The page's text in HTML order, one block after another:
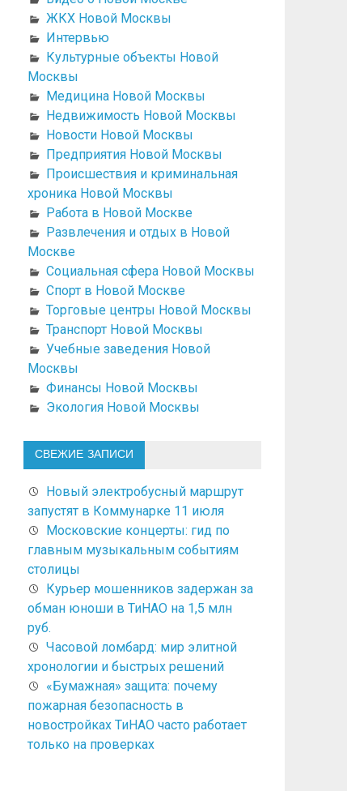
ЖКХ Новой Москвы
Интервью
Культурные объекты Новой
Москвы
Медицина Новой Москвы
Недвижимость Новой Москвы
Новости Новой Москвы
Предприятия Новой Москвы
Происшествия и криминальная
хроника Новой Москвы
Работа в Новой Москве
Развлечения и отдых в Новой
Москве
Социальная сфера Новой Москвы
Спорт в Новой Москве
Торговые центры Новой Москвы
Транспорт Новой Москвы
Учебные заведения Новой
Москвы
Финансы Новой Москвы
Экология Новой Москвы
СВЕЖИЕ ЗАПИСИ
Новый электробусный маршрут
запустят в Коммунарке 11 июля
Московские концерты: гид по
главным музыкальным событиям
столицы
Курьер мошенников задержан за
обман юноши в ТиНАО на 1,5 млн
руб.
Часовой ломбард: мир элитной
хронологии и быстрых решений
«Бумажная» защита: почему
пожарная безопасность в
новостройках ТиНАО часто работает
только на проверках